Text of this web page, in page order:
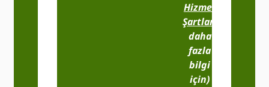
Hizmet
Şartları
daha
fazla
bilgi
için)